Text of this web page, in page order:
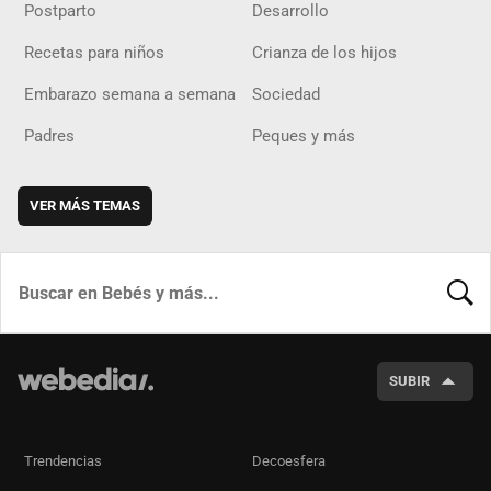
Postparto Desarrollo
Recetas para niños Crianza de los hijos
Embarazo semana a semana Sociedad
Padres Peques y más
VER MÁS TEMAS
SUBIR
Trendencias Decoesfera